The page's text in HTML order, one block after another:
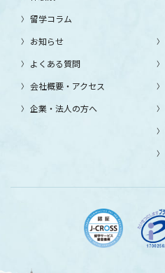
留学コラム
お知らせ
よくある質問
会社概要・アクセス
企業・法人の方へ